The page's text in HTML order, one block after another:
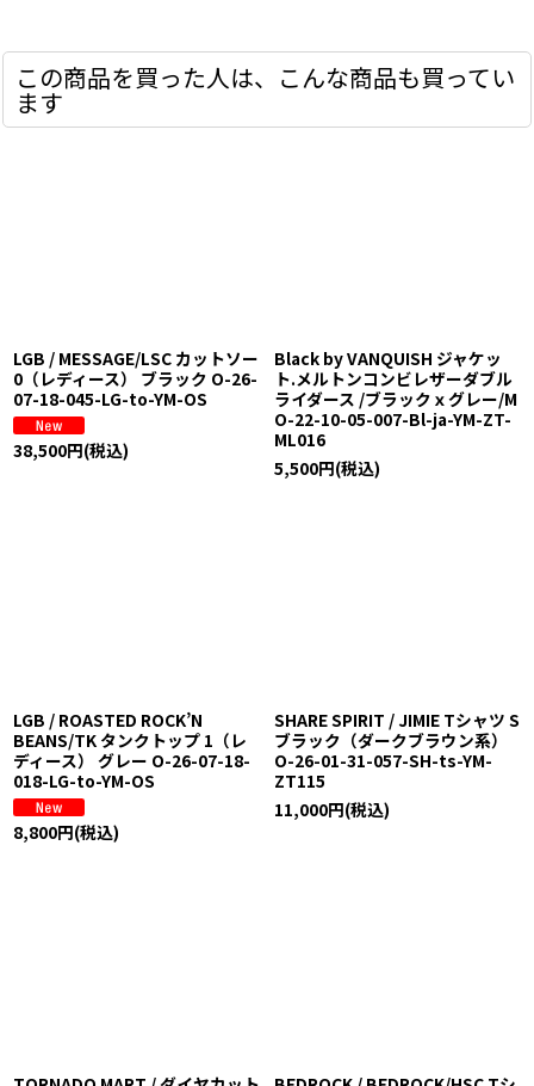
この商品を買った人は、こんな商品も買ってい
ます
LGB / MESSAGE/LSC カットソー
0（レディース） ブラック O-26-
07-18-045-LG-to-YM-OS
38,500円(税込)
Black by VANQUISH ジャケッ
ト.メルトンコンビレザーダブル
ライダース /ブラックｘグレー/M
O-22-10-05-007-Bl-ja-YM-ZT-
ML016
5,500円(税込)
LGB / ROASTED ROCK’N
BEANS/TK タンクトップ 1（レ
ディース） グレー O-26-07-18-
018-LG-to-YM-OS
8,800円(税込)
SHARE SPIRIT / JIMIE Tシャツ S
ブラック（ダークブラウン系）
O-26-01-31-057-SH-ts-YM-
ZT115
11,000円(税込)